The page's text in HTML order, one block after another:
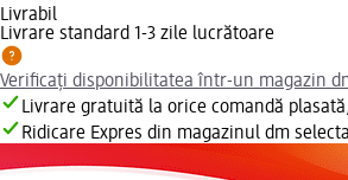
Livrabil
Livrare standard 1-3 zile lucrătoare
Verificați disponibilitatea într-un magazin
Livrare gratuită la orice comandă
Ridicare Expres din magazinul dm